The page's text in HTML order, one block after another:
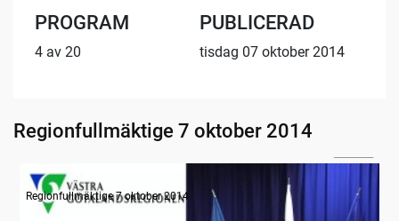
PROGRAM
4 av 20
PUBLICERAD
tisdag 07 oktober 2014
Regionfullmäktige 7 oktober 2014
Radion informerar
Regionfullmäktige 7 oktober 2014